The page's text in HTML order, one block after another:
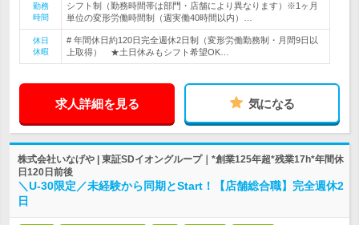
勤務
時間
シフト制（勤務時間帯は部門・店舗により異なります）※1ヶ月
単位の変形労働時間制（週実働40時間以内）…
休日
休暇
# 年間休日約120日完全週休2日制（変形労働勤務制・月間9日以
上取得） ★土日休みもシフト希望OK…
求人詳細を見る 気になる
株式会社いなげや | 東証SDイオングループ｜*創業125年超*残業17h*年間休
日120日前後
＼U-30限定／未経験から同期とStart！【店舗総合職】完全週休2
日